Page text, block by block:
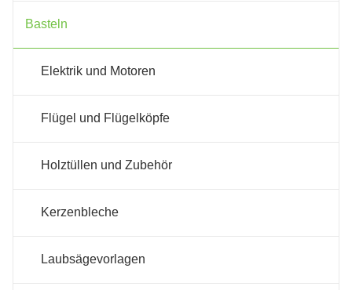
Basteln
Elektrik und Motoren
Flügel und Flügelköpfe
Holztüllen und Zubehör
Kerzenbleche
Laubsägevorlagen